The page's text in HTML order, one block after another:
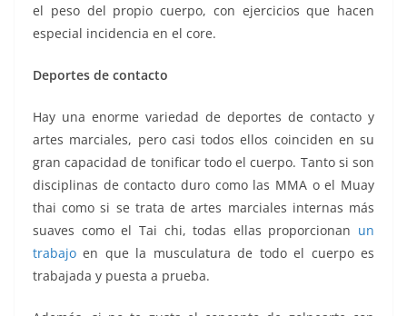
el peso del propio cuerpo, con ejercicios que hacen
especial incidencia en el core.
Deportes de contacto
Hay una enorme variedad de deportes de contacto y
artes marciales, pero casi todos ellos coinciden en su
gran capacidad de tonificar todo el cuerpo. Tanto si son
disciplinas de contacto duro como las MMA o el Muay
thai como si se trata de artes marciales internas más
suaves como el Tai chi, todas ellas proporcionan un
trabajo en que la musculatura de todo el cuerpo es
trabajada y puesta a prueba.